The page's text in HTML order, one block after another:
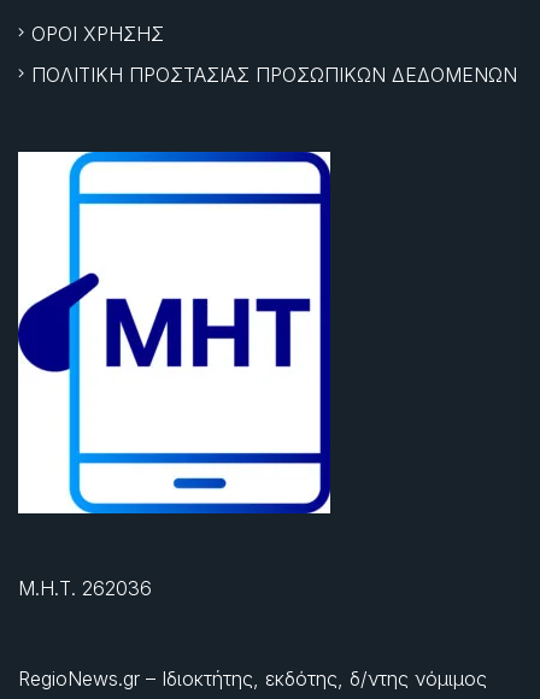
ΟΡΟΙ ΧΡΗΣΗΣ
ΠΟΛΙΤΙΚΗ ΠΡΟΣΤΑΣΙΑΣ ΠΡΟΣΩΠΙΚΩΝ ΔΕΔΟΜΕΝΩΝ
Μ.Η.Τ. 262036
RegioNews.gr – Ιδιοκτήτης, εκδότης, δ/ντης νόμιμος